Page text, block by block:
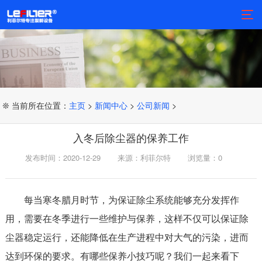
❊ 当前所在位置： 主页 > 新闻中心 >公司新闻 >
入冬后除尘器的保养工作
发布时间：2020-12-29 来源：利菲尔特 浏览量： 0
每当寒冬腊月时节，为保证除尘系统能够充分发挥作
用，需要在冬季进行一些维护与保养，这样不仅可以保证除
尘器稳定运行，还能降低在生产进程中对大气的污染，进而
达到环保的要求。有哪些保养小技巧呢？我们一起来看下